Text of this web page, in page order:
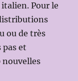
Pour le
ou de très
pas et
nouvelles